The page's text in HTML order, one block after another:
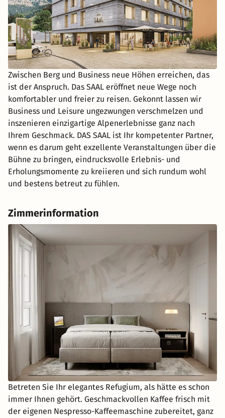
Zwischen Berg und Business neue Höhen erreichen, das
ist der Anspruch. Das SAAL eröffnet neue Wege noch
komfortabler und freier zu reisen. Gekonnt lassen wir
Business und Leisure ungezwungen verschmelzen und
inszenieren einzigartige Alpenerlebnisse ganz nach
Ihrem Geschmack. DAS SAAL ist Ihr kompetenter Partner,
wenn es darum geht exzellente Veranstaltungen über die
Bühne zu bringen, eindrucksvolle Erlebnis- und
Erholungsmomente zu kreiieren und sich rundum wohl
und bestens betreut zu fühlen.
Zimmerinformation
Betreten Sie Ihr elegantes Refugium, als hätte es schon
immer Ihnen gehört. Geschmackvollen Kaffee frisch mit
der eigenen Nespresso-Kaffeemaschine zubereitet, ganz